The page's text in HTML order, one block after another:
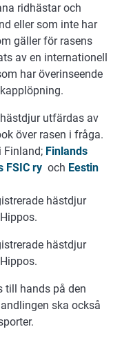
ridhästar och
eller som inte har
gäller för rasens
av en internationell
har överinseende
utfärdas av
över rasen i fråga.
Finland; Finlands
FSIC ry och Eestin
hästdjur
hästdjur
till hands på den
ska också